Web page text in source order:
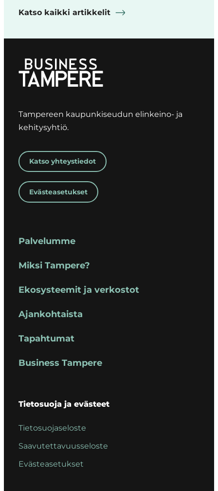
Katso kaikki artikkelit
Tampereen kaupunkiseudun elinkeino- ja
kehitysyhtiö.
Katso yhteystiedot
Evästeasetukset
Palvelumme
Miksi Tampere?
Ekosysteemit ja verkostot
Ajankohtaista
Tapahtumat
Business Tampere
Tietosuoja ja evästeet
Tietosuojaseloste
Saavutettavuusseloste
Evästeasetukset